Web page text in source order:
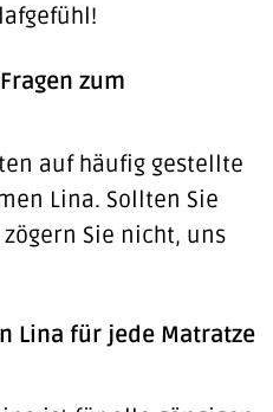
zum
auf häufig gestellte
Lina. Sollten Sie
Sie nicht, uns
Lina für jede Matratze